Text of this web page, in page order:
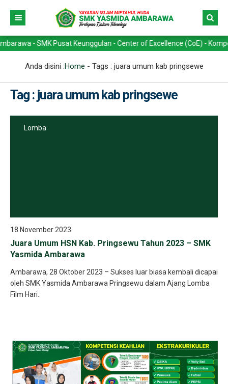
- SMK Pusat Keunggulan - Center of Excellence (CoE) -
Anda disini :Home - Tags : juara umum kab pringsewe
Tag : juara umum kab pringsewe
Lomba
18 November 2023
Juara Umum HSN Kab. Pringsewu Tahun 2023 – SMK
Yasmida Ambarawa
Ambarawa, 28 Oktober 2023 – Sukses luar biasa kembali dicapai
oleh SMK Yasmida Ambarawa Pringsewu dalam Ajang Lomba
Film Hari..